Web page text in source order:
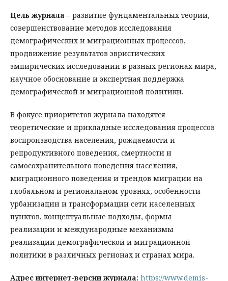
Цель журнала – развитие фундаментальных теорий,
совершенствование методов исследования
демографических и миграционных процессов,
продвижение результатов эвристических
эмпирических исследований в разных регионах мира,
научное обоснование и экспертная поддержка
демографической и миграционной политики.
В фокусе приоритетов журнала находятся
теоретические и прикладные исследования процессов
воспроизводства населения, рождаемости и
репродуктивного поведения, смертности и
самосохранительного поведения населения,
миграционного поведения и трендов миграции на
глобальном и региональном уровнях, особенности
урбанизации и трансформации сети населенных
пунктов, концептуальные подходы, формы
реализации и международные механизмы
реализации демографической и миграционной
политики в различных регионах и странах мира.
Адрес интернет-версии журнала: https://www.demis-